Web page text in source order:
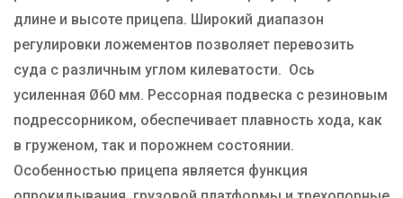
длине и высоте прицепа. Широкий диапазон
регулировки ложементов позволяет перевозить
суда с различным углом килеватости. Ось
усиленная Ø60 мм. Рессорная подвеска с резиновым
подрессорником, обеспечивает плавность хода, как
в груженом, так и порожнем состоянии.
Особенностью прицепа является функция